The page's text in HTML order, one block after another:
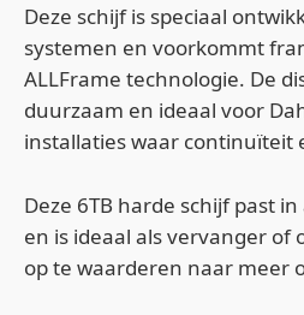
Deze schijf is speciaal
systemen en voorkommt
ALLFrame technologie. De
duurzaam en ideaal voor
installaties waar continuïteit
Deze 6TB harde schijf past
en is ideaal als vervanger of
op te waarderen naar meer